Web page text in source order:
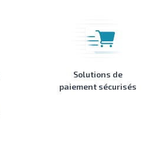
Solutions de
paiement sécurisés